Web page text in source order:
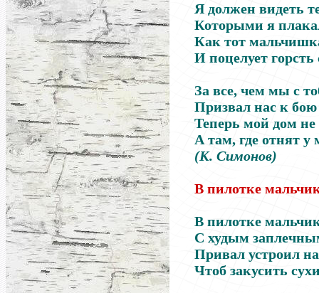
Я должен видеть
Которыми я
Как тот
И поцелует горсть
За все, чем мы с
Призвал нас к
Теперь мой дом
А там, где отнят
(К. Симонов)
В пилотке
В пилотке
С худым
Привал устроил на
Чтоб закусить